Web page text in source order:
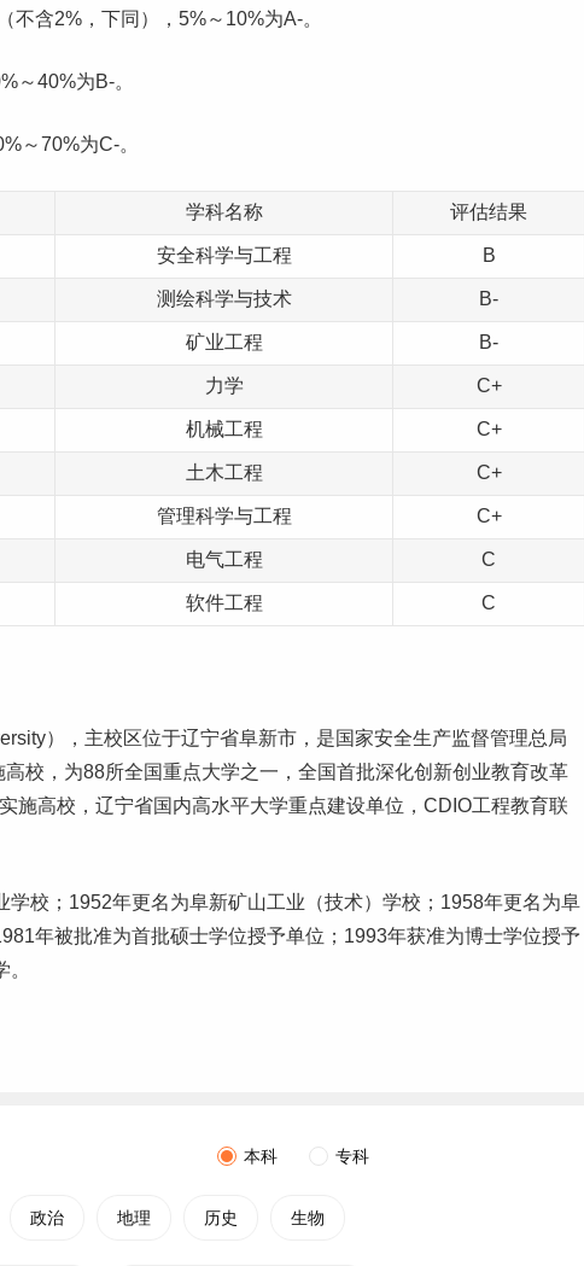
含2%，下同），5%～10%为A-。
～40%为B-。
～70%为C-。
学科名称 评估结果
安全科学与工程 B
测绘科学与技术 B-
矿业工程 B-
力学 C+
机械工程 C+
土木工程 C+
管理科学与工程 C+
电气工程 C
软件工程 C
），主校区位于辽宁省阜新市，是国家安全生产监督管理总局
校，为88所全国重点大学之一，全国首批深化创新创业教育改革
施高校，辽宁省国内高水平大学重点建设单位，CDIO工程教育联
校；1952年更名为阜新矿山工业（技术）学校；1958年更名为阜
年被批准为首批硕士学位授予单位；1993年获准为博士学位授予
本科 专科
政治 地理 历史 生物